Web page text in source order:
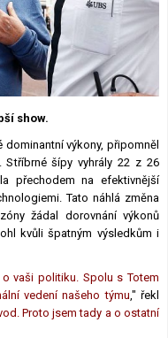
Lexikon F1
show.
výkony, připomněl
Stříbrné šípy vyhrály 22 z 26
přechodem na efektivnější
Tato náhlá změna
žádal dorovnání výkonů
kvůli špatným výsledkům i
vaši politiku. Spolu s Totem
vedení našeho týmu," řekl
Proto jsem tady a o ostatní